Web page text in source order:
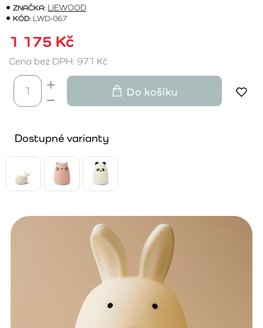
ZNAČKA: LIEWOOD
KÓD: LWD-067
1 175 Kč
Cena bez DPH: 971 Kč
Do košíku
Dostupné varianty